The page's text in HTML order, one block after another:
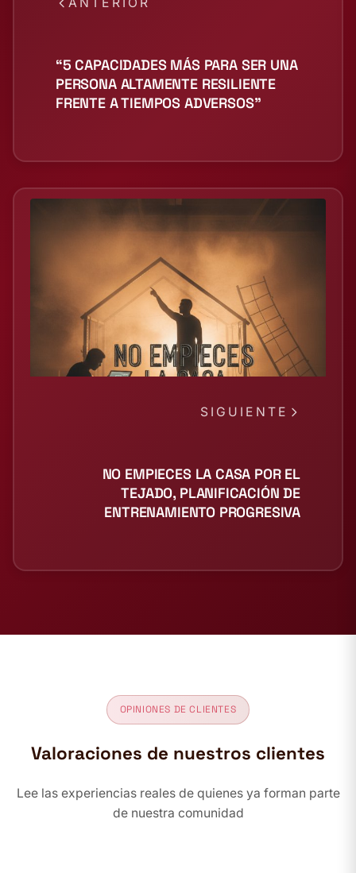
ANTERIOR
“5 CAPACIDADES MÁS PARA SER UNA
PERSONA ALTAMENTE RESILIENTE
FRENTE A TIEMPOS ADVERSOS”
SIGUIENTE
NO EMPIECES LA CASA POR EL
TEJADO, PLANIFICACIÓN DE
ENTRENAMIENTO PROGRESIVA
OPINIONES DE CLIENTES
Valoraciones de nuestros clientes
Lee las experiencias reales de quienes ya forman parte
de nuestra comunidad